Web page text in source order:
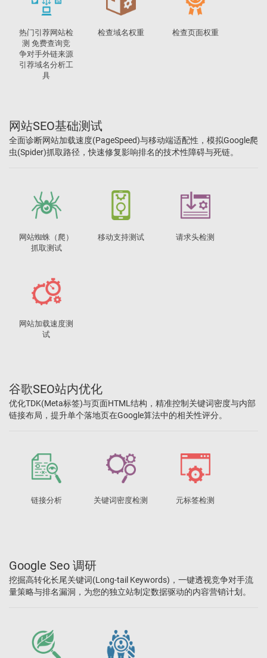
热门引荐网站检
测 免费查询竞
争对手外链来源
引荐域名分析工
具
检查域名权重 检查页面权重
网站SEO基础测试
全面诊断网站加载速度(PageSpeed)与移动端适配性，模拟Google爬
虫(Spider)抓取路径，快速修复影响排名的技术性障碍与死链。
网站蜘蛛（爬）
抓取测试
移动支持测试 请求头检测
网站加载速度测
试
谷歌SEO站内优化
优化TDK(Meta标签)与页面HTML结构，精准控制关键词密度与内部
链接布局，提升单个落地页在Google算法中的相关性评分。
链接分析 关键词密度检测 元标签检测
Google Seo 调研
挖掘高转化长尾关键词(Long-tail Keywords)，一键透视竞争对手流
量策略与排名漏洞，为您的独立站制定数据驱动的内容营销计划。